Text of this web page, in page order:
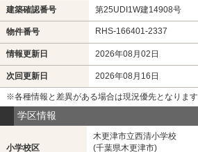
建築確認番号 第25UDI1W建14908号
物件番号 RHS-166401-2337
情報更新日 2026年08月02日
次回更新日 2026年08月16日
※各種情報と差異がある場合は現況優先となります
学区情報
小学校区
木更津市立西清小学校
(千葉県木更津市)